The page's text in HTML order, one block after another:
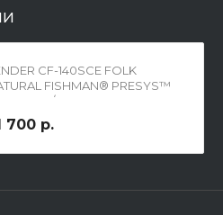
CF-140SCE FOLK
FISHMAN® PRESYS™
W/TUNER
гитара
700 р.